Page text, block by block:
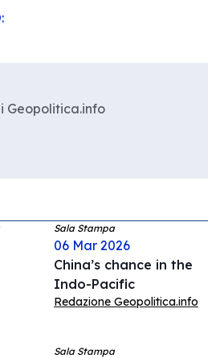
Geopolitica.info
Sala Stampa
06 Mar 2026
China’s chance in the
Indo-Pacific
Redazione Geopolitica.info
Sala Stampa